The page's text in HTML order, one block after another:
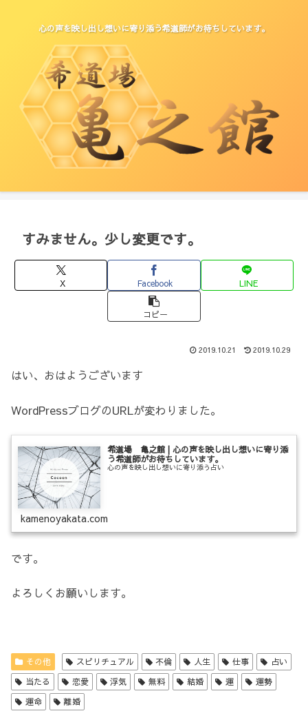
心の声を映し出し想いに寄り添う希道師がお待ちしています。
すみません。少し変更です。
X Facebook LINE
コピー
2019.10.21 2019.10.29
はい、おはようございます
WordPressブログのURLが変わりました。
希道場 亀之館 | 心の声を映し出し想いに寄り添
う希道師がお待ちしています。
心の声を映し出し想いに寄り添う占い
kamenoyakata.com
です。
よろしくお願いします。
その他 スピリチュアル 不倫 人生 仕事
占い
当たる
恋愛 浮気 無料 結婚 運
運勢
運命
離婚